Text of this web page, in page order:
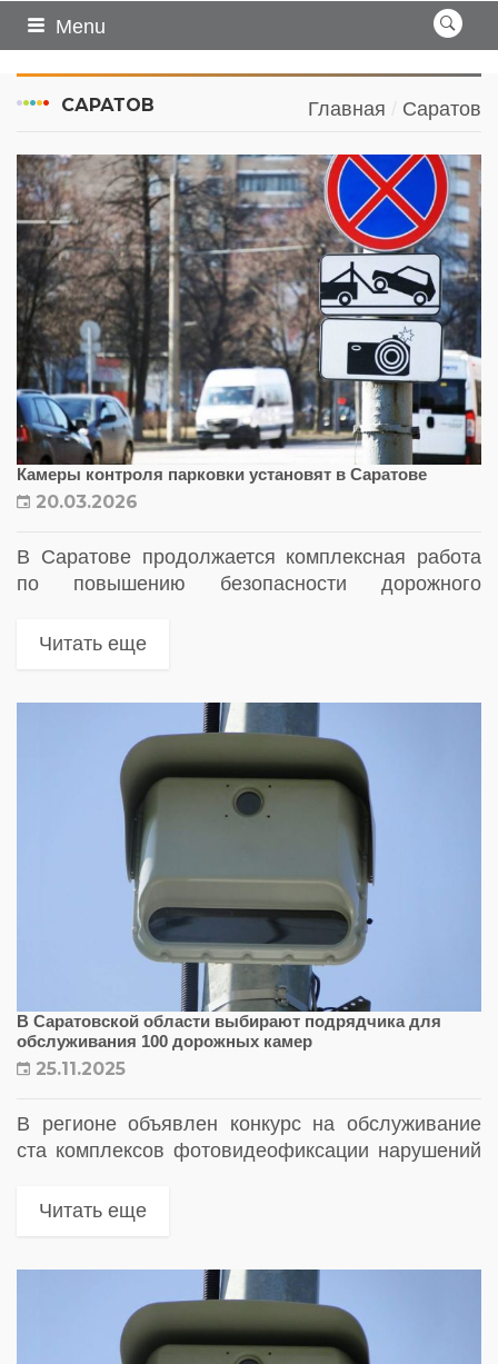
Menu
САРАТОВ Главная Саратов
Камеры контроля парковки установят в Саратове
20.03.2026
В Саратове продолжается комплексная работа
по повышению безопасности дорожного
делают на установке новых камер фиксации
Читать еще
В Саратовской области выбирают подрядчика для
обслуживания 100 дорожных камер
25.11.2025
В регионе объявлен конкурс на обслуживание
ста комплексов фотовидеофиксации нарушений
рублей
Читать еще